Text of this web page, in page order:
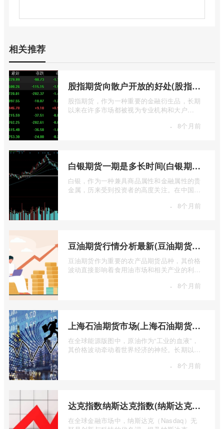
相关推荐
股指期货向散户开放的好处(股指期货对利空信息更加敏感吗)
股指期货，作为一种重要的金融衍生品，长期
以来在许多市场都被视为专业机构和大户
· 8个月前
白银期货一期是多长时间(白银期货涨幅一天最高多少)
白银，作为一种兼具商品属性和金融属性的贵
金属，历来受到投资者的高度关注。在中国市
· 8个月前
豆油期货行情分析最新(豆油期货行情实时行情)
豆油期货作为重要的农产品期货品种，其价格
波动直接影响着食用油市场和相关产业的利
· 8个月前
上海石油期货市场(上海石油期货市场行情)
在全球能源版图中，原油作为“工业的血液”，
其价格波动牵动着世界经济的神经。长期以
· 8个月前
达克指数纳斯达克指数(纳斯达克指数与纳斯达克100的区别)
在全球金融市场中，纳斯达克（Nasdaq）无